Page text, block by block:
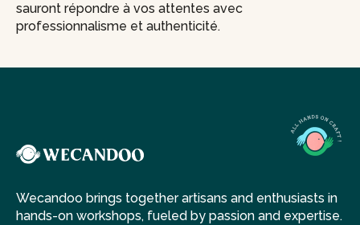
sauront répondre à vos attentes avec
professionnalisme et authenticité.
Wecandoo brings together artisans and enthusiasts in
hands-on workshops, fueled by passion and expertise.